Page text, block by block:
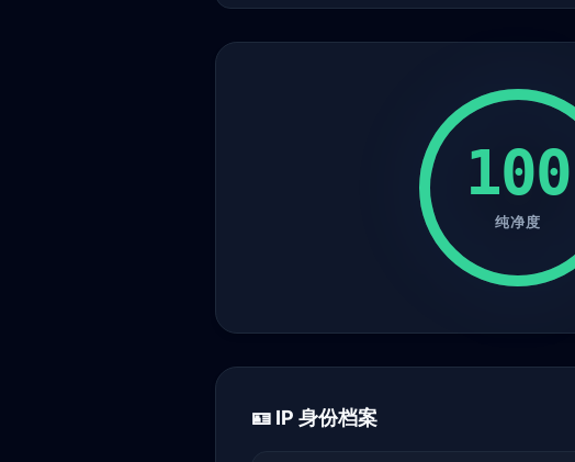
100
纯净度
🪪 IP 身份档案